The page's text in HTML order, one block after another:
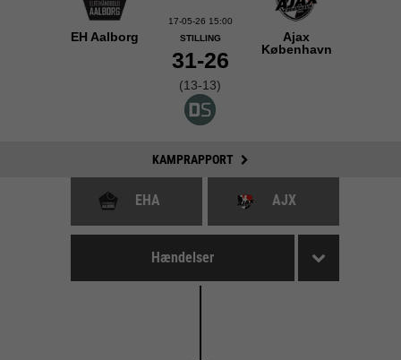
EH Aalborg
17-05-26 15:00
STILLING
31-26
(13-13)
Ajax
København
KAMPRAPPORT
EHA AJX
Hændelser